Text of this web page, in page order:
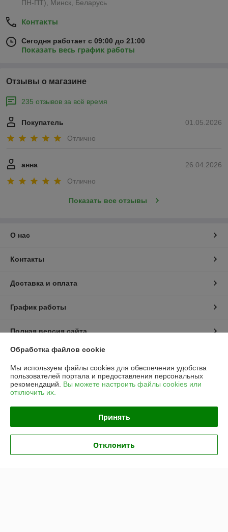
ПН-ПТ), Минск, Беларусь
Контакты
Сегодня работает с 09:00 до 21:00
Показать весь график работы
Отзывы о магазине
235 отзывов за всё время
01.05.2026
Покупатель
Отлично
26.04.2026
анна
Отлично
Показать все отзывы
О нас
Контакты
Доставка и оплата
График работы
Полная версия сайта
Политика обработки cookies
Сайт создан на платформе Deal.by
Юридическое лицо:Частное предприятие «ЭльМор»
Беларусь, г. Минск, ул. Некрасова, 5, к.4
Обработка файлов cookie
Мы используем файлы cookies для обеспечения удобства
пользователей портала и предоставления персональных
рекомендаций. Вы можете настроить файлы cookies или
отключить их.
Принять
Отклонить